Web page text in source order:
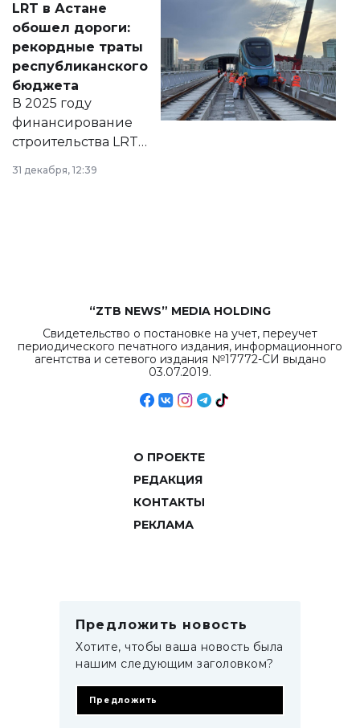
документ
появился в базе
нормативных
правовых актов и
на сайте маслихат
города.
LRT в Астане
обошел дороги:
рекордные траты
республиканского
бюджета
В 2025 году
финансирование
строительства LRT
в Астане из
республиканского
31 декабря, 12:39
“ZTB NEWS” MEDIA HOLDING
Свидетельство о постановке на учет, переучет
периодического печатного издания, информационного
агентства и сетевого издания №17772-СИ выдано
03.07.2019.
О ПРОЕКТЕ
РЕДАКЦИЯ
КОНТАКТЫ
РЕКЛАМА
Предложить новость
Хотите, чтобы ваша новость была
нашим следующим заголовком?
Предложить